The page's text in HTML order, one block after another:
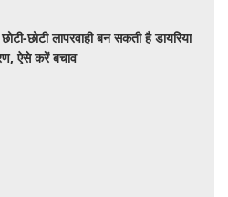
छोटी लापरवाही बन सकती है डायरिया
ऐसे करें बचाव